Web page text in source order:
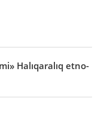
Halıqaralıq etno-